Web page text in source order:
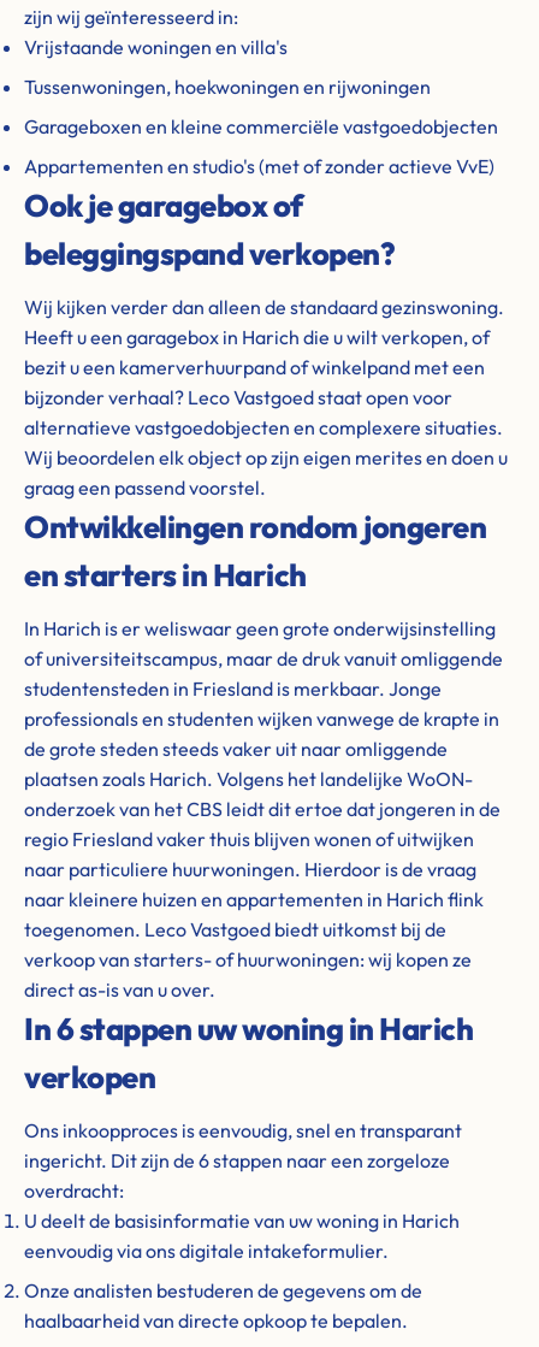
zijn wij geïnteresseerd in:
Vrijstaande woningen en villa's
Tussenwoningen, hoekwoningen en rijwoningen
Garageboxen en kleine commerciële vastgoedobjecten
Appartementen en studio's (met of zonder actieve VvE)
Ook je garagebox of
beleggingspand verkopen?
Wij kijken verder dan alleen de standaard gezinswoning.
Heeft u een garagebox in Harich die u wilt verkopen, of
bezit u een kamerverhuurpand of winkelpand met een
bijzonder verhaal? Leco Vastgoed staat open voor
alternatieve vastgoedobjecten en complexere situaties.
Wij beoordelen elk object op zijn eigen merites en doen u
graag een passend voorstel.
Ontwikkelingen rondom jongeren
en starters in Harich
In Harich is er weliswaar geen grote onderwijsinstelling
of universiteitscampus, maar de druk vanuit omliggende
studentensteden in Friesland is merkbaar. Jonge
professionals en studenten wijken vanwege de krapte in
de grote steden steeds vaker uit naar omliggende
plaatsen zoals Harich. Volgens het landelijke WoON-
onderzoek van het CBS leidt dit ertoe dat jongeren in de
regio Friesland vaker thuis blijven wonen of uitwijken
naar particuliere huurwoningen. Hierdoor is de vraag
naar kleinere huizen en appartementen in Harich flink
toegenomen. Leco Vastgoed biedt uitkomst bij de
verkoop van starters- of huurwoningen: wij kopen ze
direct as-is van u over.
In 6 stappen uw woning in Harich
verkopen
Ons inkoopproces is eenvoudig, snel en transparant
ingericht. Dit zijn de 6 stappen naar een zorgeloze
overdracht:
U deelt de basisinformatie van uw woning in Harich
eenvoudig via ons digitale intakeformulier.
Onze analisten bestuderen de gegevens om de
haalbaarheid van directe opkoop te bepalen.